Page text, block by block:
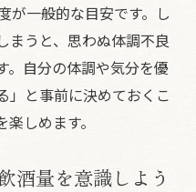
が一般的な目安です。し
まうと、思わぬ体調不良
。自分の体調や気分を優
」と事前に決めておくこ
しめます。
酒量を意識しよう